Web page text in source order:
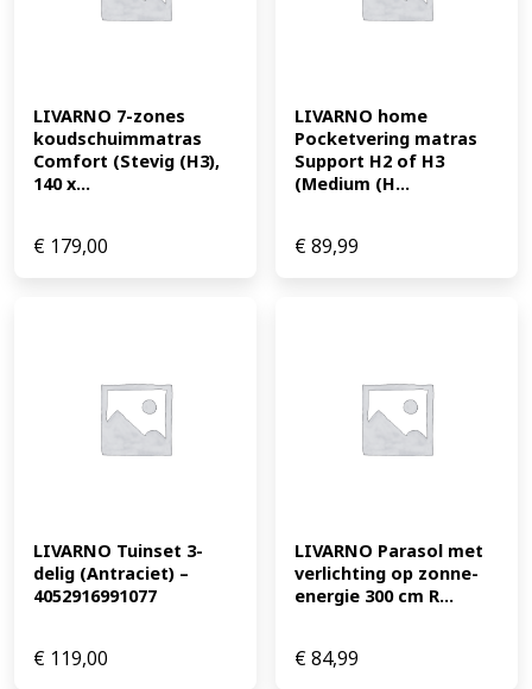
LIVARNO 7-zones
koudschuimmatras
Comfort (Stevig (H3),
140 x...
€ 179,00
LIVARNO home
Pocketvering matras
Support H2 of H3
(Medium (H...
€89,99
LIVARNO Tuinset 3-
delig (Antraciet) –
4052916991077
€ 119,00
LIVARNO Parasol met
verlichting op zonne-
energie 300 cm R...
€84,99